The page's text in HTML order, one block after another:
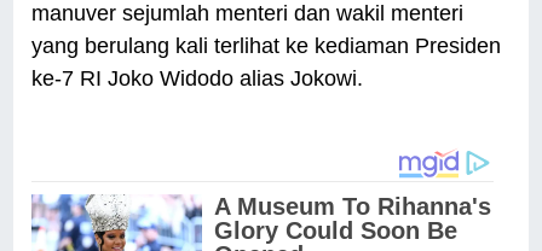
manuver sejumlah menteri dan wakil menteri
yang berulang kali terlihat ke kediaman Presiden
ke-7 RI Joko Widodo alias Jokowi.